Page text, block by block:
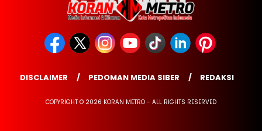
DISCLAIMER PEDOMAN MEDIA SIBER REDAKSI
COPYRIGHT © 2026 KORAN METRO - ALL RIGHTS RESERVED